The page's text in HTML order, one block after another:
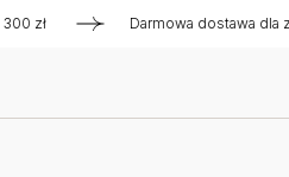
Darmowa dostawa dla